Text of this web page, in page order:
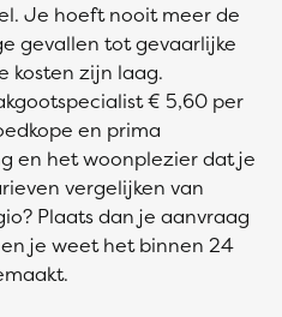
Je hoeft nooit meer de
gevallen tot gevaarlijke
kosten zijn laag.
€ 5,60 per
en prima
en het woonplezier dat je
vergelijken van
Plaats dan je aanvraag
je weet het binnen 24